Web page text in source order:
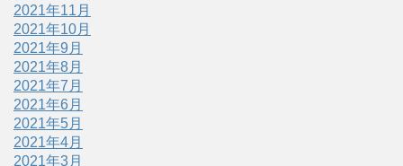
2021年11月
2021年10月
2021年9月
2021年8月
2021年7月
2021年6月
2021年5月
2021年4月
2021年3月